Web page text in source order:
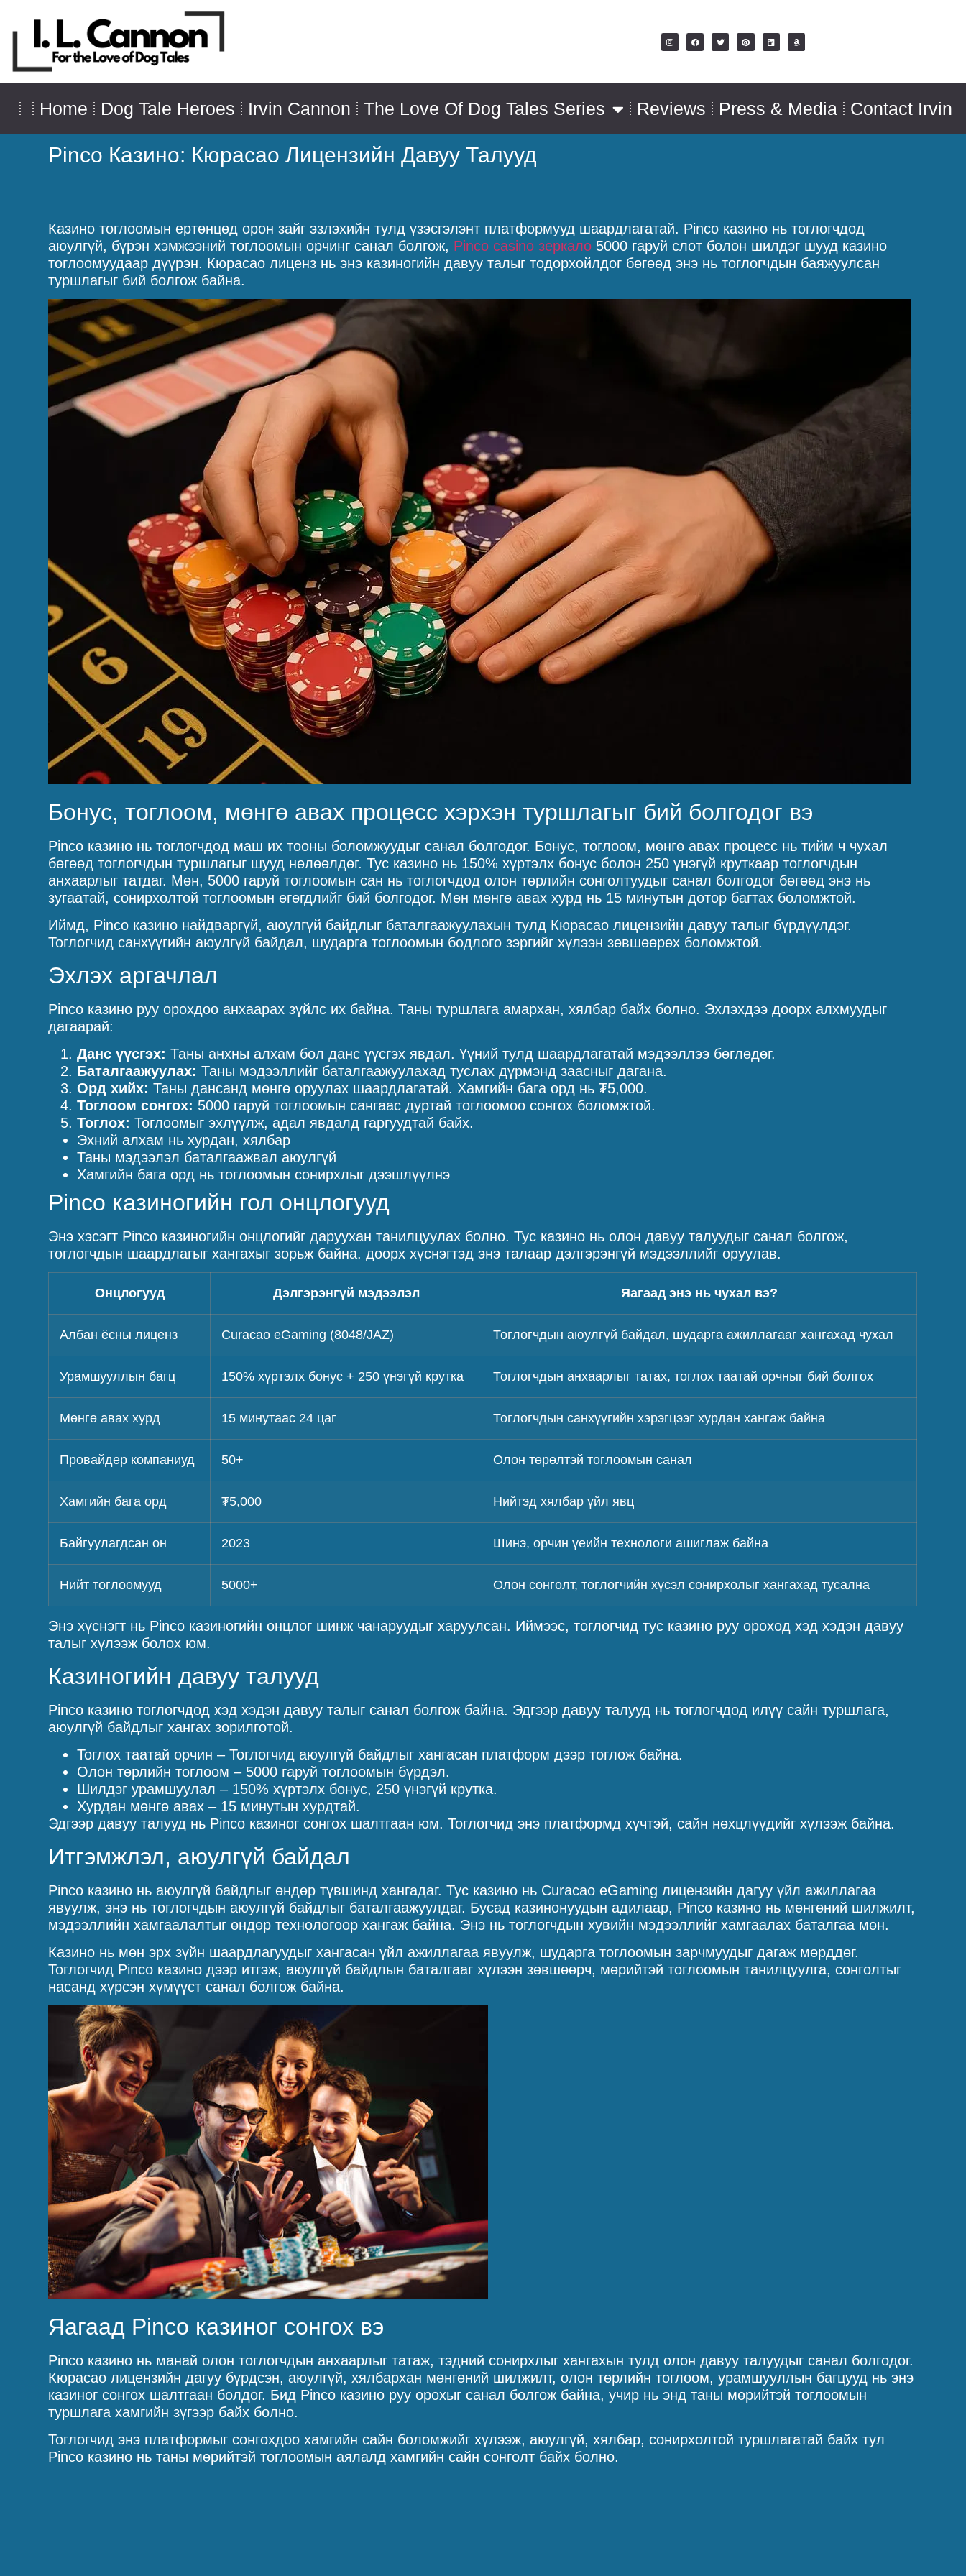
Home Dog Tale Heroes Irvin Cannon The Love Of Dog Tales Series Reviews Press & Media Contact Irvin
Pinco Казино: Кюрасао Лицензийн Давуу Талууд
Казино тоглоомын ертөнцөд орон зайг эзлэхийн тулд үзэсгэлэнт платформууд шаардлагатай. Pinco казино нь тоглогчдод
аюулгүй, бүрэн хэмжээний тоглоомын орчинг санал болгож, Pinco casino зеркало 5000 гаруй слот болон шилдэг шууд казино
тоглоомуудаар дүүрэн. Кюрасао лиценз нь энэ казиногийн давуу талыг тодорхойлдог бөгөөд энэ нь тоглогчдын баяжуулсан
туршлагыг бий болгож байна.
Бонус, тоглоом, мөнгө авах процесс хэрхэн туршлагыг бий болгодог вэ
Pinco казино нь тоглогчдод маш их тооны боломжуудыг санал болгодог. Бонус, тоглоом, мөнгө авах процесс нь тийм ч чухал
бөгөөд тоглогчдын туршлагыг шууд нөлөөлдөг. Тус казино нь 150% хүртэлх бонус болон 250 үнэгүй круткаар тоглогчдын
анхаарлыг татдаг. Мөн, 5000 гаруй тоглоомын сан нь тоглогчдод олон төрлийн сонголтуудыг санал болгодог бөгөөд энэ нь
зугаатай, сонирхолтой тоглоомын өгөгдлийг бий болгодог. Мөн мөнгө авах хурд нь 15 минутын дотор багтах боломжтой.
Иймд, Pinco казино найдваргүй, аюулгүй байдлыг баталгаажуулахын тулд Кюрасао лицензийн давуу талыг бүрдүүлдэг.
Тоглогчид санхүүгийн аюулгүй байдал, шударга тоглоомын бодлого зэргийг хүлээн зөвшөөрөх боломжтой.
Эхлэх аргачлал
Pinco казино руу орохдоо анхаарах зүйлс их байна. Таны туршлага амархан, хялбар байх болно. Эхлэхдээ доорх алхмуудыг
дагаарай:
Данс үүсгэх: Таны анхны алхам бол данс үүсгэх явдал. Үүний тулд шаардлагатай мэдээллээ бөглөдөг.
Баталгаажуулах: Таны мэдээллийг баталгаажуулахад туслах дүрмэнд заасныг дагана.
Орд хийх: Таны дансанд мөнгө оруулах шаардлагатай. Хамгийн бага орд нь ₮5,000.
Тоглоом сонгох: 5000 гаруй тоглоомын сангаас дуртай тоглоомоо сонгох боломжтой.
Тоглох: Тоглоомыг эхлүүлж, адал явдалд гаргуудтай байх.
Эхний алхам нь хурдан, хялбар
Таны мэдээлэл баталгаажвал аюулгүй
Хамгийн бага орд нь тоглоомын сонирхлыг дээшлүүлнэ
Pinco казиногийн гол онцлогууд
Энэ хэсэгт Pinco казиногийн онцлогийг даруухан танилцуулах болно. Тус казино нь олон давуу талуудыг санал болгож,
тоглогчдын шаардлагыг хангахыг зорьж байна. доорх хүснэгтэд энэ талаар дэлгэрэнгүй мэдээллийг оруулав.
Онцлогууд Дэлгэрэнгүй мэдээлэл Яагаад энэ нь чухал вэ?
Албан ёсны лиценз Curacao eGaming (8048/JAZ) Тоглогчдын аюулгүй байдал, шударга ажиллагааг хангахад чухал
Урамшууллын багц 150% хүртэлх бонус + 250 үнэгүй крутка Тоглогчдын анхаарлыг татах, тоглох таатай орчныг бий болгох
Мөнгө авах хурд 15 минутаас 24 цаг Тоглогчдын санхүүгийн хэрэгцээг хурдан хангаж байна
Провайдер компаниуд 50+ Олон төрөлтэй тоглоомын санал
Хамгийн бага орд ₮5,000 Нийтэд хялбар үйл явц
Байгуулагдсан он 2023 Шинэ, орчин үеийн технологи ашиглаж байна
Нийт тоглоомууд 5000+ Олон сонголт, тоглогчийн хүсэл сонирхолыг хангахад тусална
Энэ хүснэгт нь Pinco казиногийн онцлог шинж чанаруудыг харуулсан. Иймээс, тоглогчид тус казино руу ороход хэд хэдэн давуу
талыг хүлээж болох юм.
Казиногийн давуу талууд
Pinco казино тоглогчдод хэд хэдэн давуу талыг санал болгож байна. Эдгээр давуу талууд нь тоглогчдод илүү сайн туршлага,
аюулгүй байдлыг хангах зорилготой.
Тоглох таатай орчин – Тоглогчид аюулгүй байдлыг хангасан платформ дээр тоглож байна.
Олон төрлийн тоглоом – 5000 гаруй тоглоомын бүрдэл.
Шилдэг урамшуулал – 150% хүртэлх бонус, 250 үнэгүй крутка.
Хурдан мөнгө авах – 15 минутын хурдтай.
Эдгээр давуу талууд нь Pinco казиног сонгох шалтгаан юм. Тоглогчид энэ платформд хүчтэй, сайн нөхцлүүдийг хүлээж байна.
Итгэмжлэл, аюулгүй байдал
Pinco казино нь аюулгүй байдлыг өндөр түвшинд хангадаг. Тус казино нь Curacao eGaming лицензийн дагуу үйл ажиллагаа
явуулж, энэ нь тоглогчдын аюулгүй байдлыг баталгаажуулдаг. Бусад казинонуудын адилаар, Pinco казино нь мөнгөний шилжилт,
мэдээллийн хамгаалалтыг өндөр технологоор хангаж байна. Энэ нь тоглогчдын хувийн мэдээллийг хамгаалах баталгаа мөн.
Казино нь мөн эрх зүйн шаардлагуудыг хангасан үйл ажиллагаа явуулж, шударга тоглоомын зарчмуудыг дагаж мөрддөг.
Тоглогчид Pinco казино дээр итгэж, аюулгүй байдлын баталгааг хүлээн зөвшөөрч, мөрийтэй тоглоомын танилцуулга, сонголтыг
насанд хүрсэн хүмүүст санал болгож байна.
Яагаад Pinco казиног сонгох вэ
Pinco казино нь манай олон тоглогчдын анхаарлыг татаж, тэдний сонирхлыг хангахын тулд олон давуу талуудыг санал болгодог.
Кюрасао лицензийн дагуу бүрдсэн, аюулгүй, хялбархан мөнгөний шилжилт, олон төрлийн тоглоом, урамшууллын багцууд нь энэ
казиног сонгох шалтгаан болдог. Бид Pinco казино руу орохыг санал болгож байна, учир нь энд таны мөрийтэй тоглоомын
туршлага хамгийн зүгээр байх болно.
Тоглогчид энэ платформыг сонгохдоо хамгийн сайн боломжийг хүлээж, аюулгүй, хялбар, сонирхолтой туршлагатай байх тул
Pinco казино нь таны мөрийтэй тоглоомын аялалд хамгийн сайн сонголт байх болно.